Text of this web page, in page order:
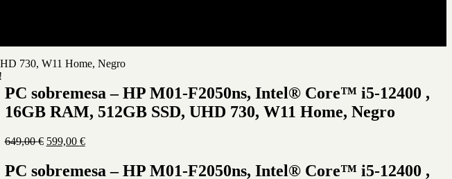
730, W11 Home, Negro
PC sobremesa – HP M01-F2050ns, Intel® Core™ i5-12400 ,
16GB RAM, 512GB SSD, UHD 730, W11 Home, Negro
649,00€ El
original
599,00 €El
PC sobremesa – HP M01-F2050ns, Intel® Core™ i5-12400 ,